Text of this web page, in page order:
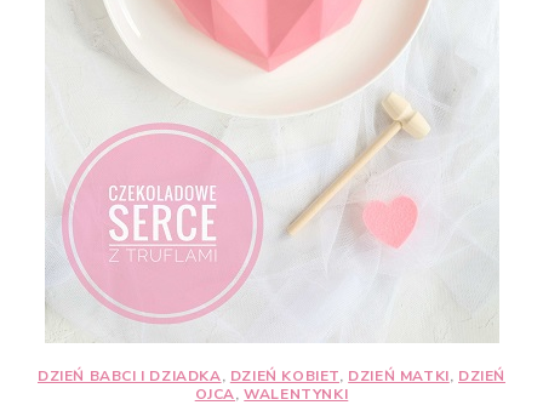
DZIEŃ BABCI I DZIADKA, DZIEŃ KOBIET, DZIEŃ MATKI, DZIEŃ
OJCA,WALENTYNKI